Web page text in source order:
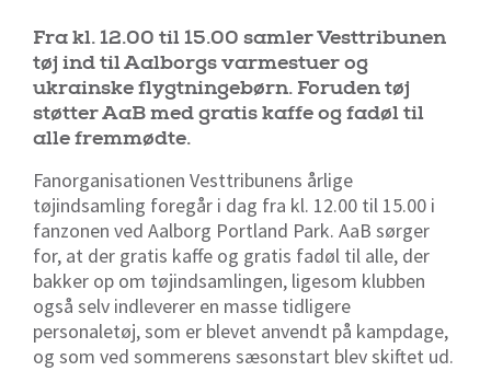
Fra kl. 12.00 til 15.00 samler Vesttribunen
tøj ind til Aalborgs varmestuer og
ukrainske flygtningebørn. Foruden tøj
støtter AaB med gratis kaffe og fadøl til
alle fremmødte.
Fanorganisationen Vesttribunens årlige
tøjindsamling foregår i dag fra kl. 12.00 til 15.00 i
fanzonen ved Aalborg Portland Park. AaB sørger
for, at der gratis kaffe og gratis fadøl til alle, der
bakker op om tøjindsamlingen, ligesom klubben
også selv indleverer en masse tidligere
personaletøj, som er blevet anvendt på kampdage,
og som ved sommerens sæsonstart blev skiftet ud.